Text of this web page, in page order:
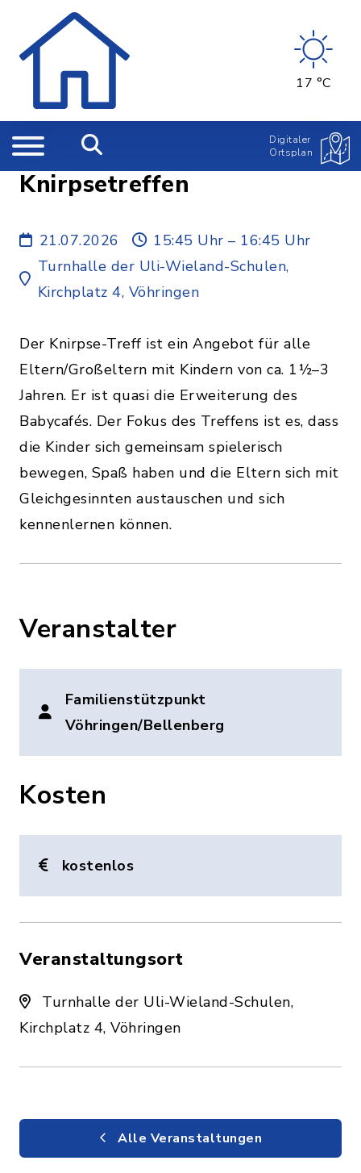
17 °C
Digitaler
Ortsplan
Knirpsetreffen
21.07.2026
15:45 Uhr – 16:45 Uhr
Turnhalle der Uli-Wieland-Schulen,
Kirchplatz 4, Vöhringen
Der Knirpse-Treff ist ein Angebot für alle
Eltern/Großeltern mit Kindern von ca. 1½–3
Jahren. Er ist quasi die Erweiterung des
Babycafés. Der Fokus des Treffens ist es, dass
die Kinder sich gemeinsam spielerisch
bewegen, Spaß haben und die Eltern sich mit
Gleichgesinnten austauschen und sich
kennenlernen können.
Veranstalter
Familienstützpunkt
Vöhringen/Bellenberg
Kosten
kostenlos
Veranstaltungsort
Turnhalle der Uli-Wieland-Schulen,
Kirchplatz 4, Vöhringen
Alle Veranstaltungen